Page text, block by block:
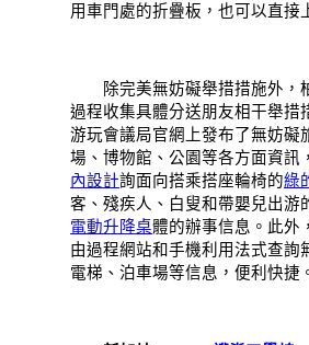
用車門處的折疊板，也可以直接
除完美無妨礙舉措措施外，
過程收集具體分送朋友相干舉措
游玩會議局官網上發布了無妨礙
場、博物館、公園等各方面資訊
內設計詢面向搭乘搭座輪椅的綠
客、殘疾人、白叟和帶嬰兒出游
電動升降桌體的辦事信息。此外
由過程網站和手機利用法式查詢
電梯、泊車場等信息，便利快捷